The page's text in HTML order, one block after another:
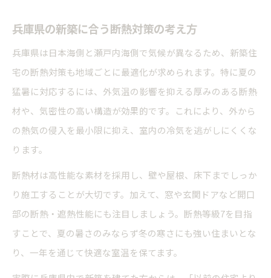
兵庫県の新築に合う断熱対策の考え方
兵庫県は日本海側と瀬戸内海側で気候が異なるため、新築住
宅の断熱対策も地域ごとに最適化が求められます。特に夏の
猛暑に対応するには、外気温の影響を抑える厚みのある断熱
材や、気密性の高い構造が効果的です。これにより、外から
の熱気の侵入を最小限に抑え、室内の冷気を逃がしにくくな
ります。
断熱材は高性能な素材を採用し、壁や屋根、床下までしっか
り施工することが大切です。加えて、窓や玄関ドアなど開口
部の断熱・遮熱性能にも注目しましょう。断熱等級7を目指
すことで、夏の暑さのみならず冬の寒さにも強い住まいとな
り、一年を通じて快適な室温を保てます。